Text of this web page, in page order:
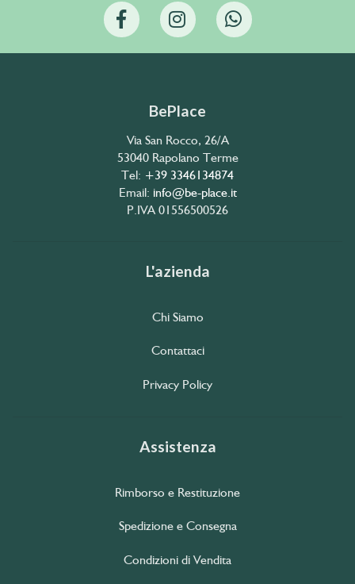
BePlace
Via San Rocco, 26/A
53040 Rapolano Terme
Tel: +39 3346134874
Email: info@be-place.it
P.IVA 01556500526
L'azienda
Chi Siamo
Contattaci
Privacy Policy
Assistenza
Rimborso e Restituzione
Spedizione e Consegna
Condizioni di Vendita